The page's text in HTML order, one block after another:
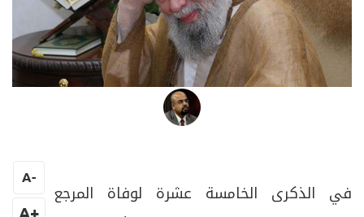
في الذكرى الخامسة عشرة لوفاة المرجع
-
A